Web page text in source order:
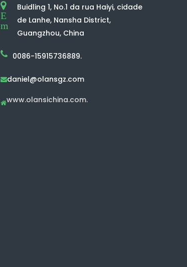
E
m
Buidling 1, No.1 da rua Haiyi, cidade
de Lanhe, Nansha District,
Guangzhou, China
0086-15915736889.
daniel@olansgz.com
www.olansichina.com.